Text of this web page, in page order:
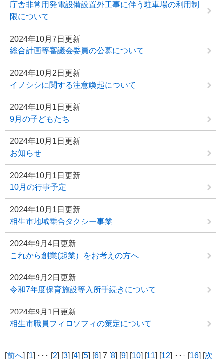
庁舎非常用発電設備設置外工事に伴う駐車場の利用制
限について
2024年10月7日更新
総合計画等審議会委員の公募について
2024年10月2日更新
イノシシに関する注意喚起について
2024年10月1日更新
9月の子どもたち
2024年10月1日更新
お知らせ
2024年10月1日更新
10月の行事予定
2024年10月1日更新
相生市地域乗合タクシー事業
2024年9月4日更新
これから創業(起業）をお考えの方へ
2024年9月2日更新
令和7年度保育施設等入所手続きについて
2024年9月1日更新
相生市職員フィロソフィの策定について
[前へ] [1] ･･･ [2] [3] [4] [5] [6] 7 [8] [9] [10] [11] [12] ･･･ [16] [次